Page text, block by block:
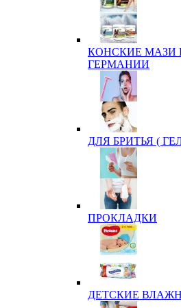
КОНСКИЕ МАЗИ
ГЕРМАНИИ
ДЛЯ БРИТЬЯ (
ПРОКЛАДКИ
ДЕТСКИЕ